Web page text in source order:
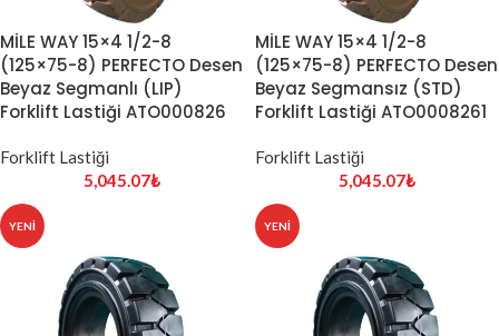
MİLE WAY 15×4 1/2-8
(125×75-8) PERFECTO Desen
Beyaz Segmanlı (LIP)
Forklift Lastiği ATO000826
Forklift Lastiği
5,045.07₺
MİLE WAY 15×4 1/2-8
(125×75-8) PERFECTO Desen
Beyaz Segmansız (STD)
Forklift Lastiği ATO0008261
Forklift Lastiği
5,045.07₺
YENI YENI